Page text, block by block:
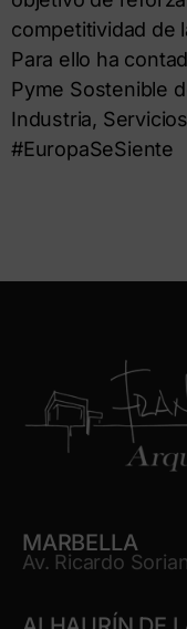
competitividad de
Para ello ha
Pyme Sostenible
Industria,
#EuropaSeSiente
MARBELLA
Av. Ricardo